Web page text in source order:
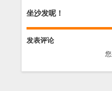
坐沙发呢！
发表评论